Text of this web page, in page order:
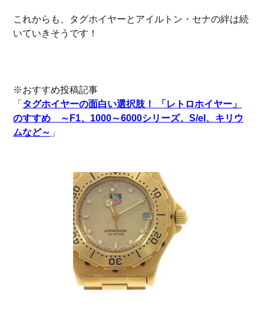
これからも、タグホイヤーとアイルトン・セナの絆は続
いていきそうです！
※おすすめ投稿記事
「 タグホイヤーの面白い選択肢！ 「レトロホイヤー」
のすすめ ～F1、1000～6000シリーズ、S/el、キリウ
ムなど～ 」